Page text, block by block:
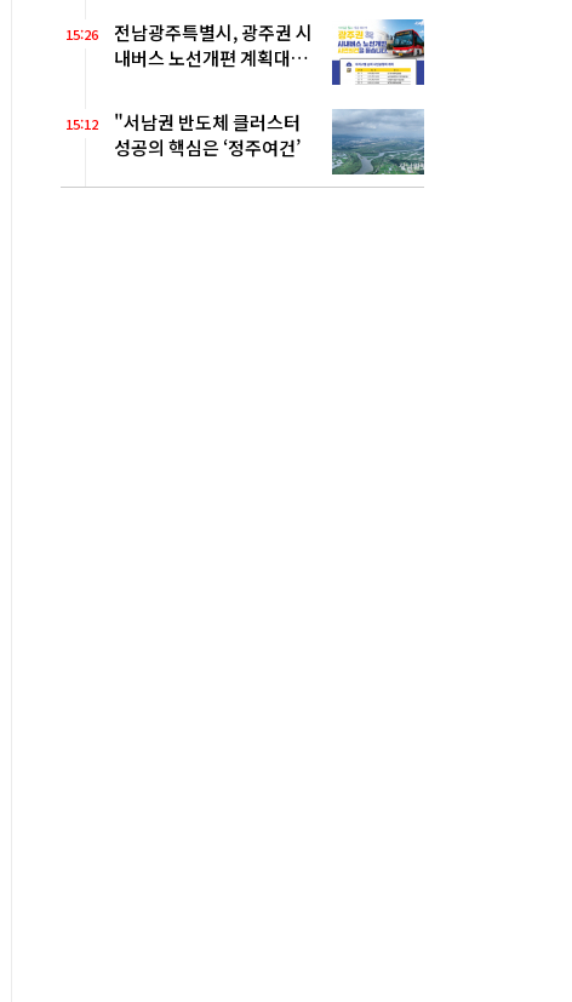
15:26
전남광주특별시, 광주권 시
내버스 노선개편 계획대로
15:12
"서남권 반도체 클러스터
성공의 핵심은 ‘정주여건’